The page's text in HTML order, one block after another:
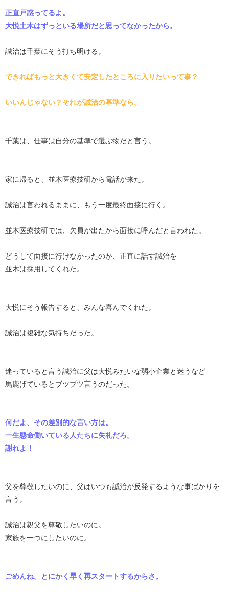
正直戸惑ってるよ。
大悦土木はずっといる場所だと思ってなかったから。
誠治は千葉にそう打ち明ける。
できればもっと大きくて安定したところに入りたいって事？
いいんじゃない？それが誠治の基準なら。
千葉は、仕事は自分の基準で選ぶ物だと言う。
家に帰ると、並木医療技研から電話が来た。
誠治は言われるままに、もう一度最終面接に行く。
並木医療技研では、欠員が出たから面接に呼んだと言われた。
どうして面接に行けなかったのか、正直に話す誠治を
並木は採用してくれた。
大悦にそう報告すると、みんな喜んでくれた。
誠治は複雑な気持ちだった。
迷っていると言う誠治に父は大悦みたいな弱小企業と迷うなど
馬鹿げているとブツブツ言うのだった。
何だよ、その差別的な言い方は。
一生懸命働いている人たちに失礼だろ。
謝れよ！
父を尊敬したいのに、父はいつも誠治が反発するような事ばかりを
言う。
誠治は親父を尊敬したいのに。
家族を一つにしたいのに。
ごめんね。とにかく早く再スタートするからさ。